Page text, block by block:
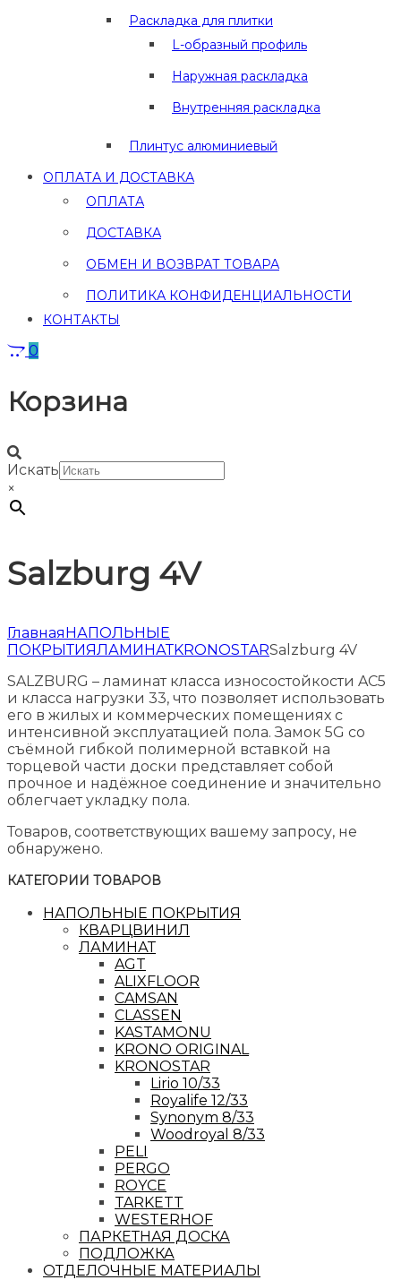
Раскладка для плитки
L-образный профиль
Наружная раскладка
Внутренняя раскладка
Плинтус алюминиевый
ОПЛАТА И ДОСТАВКА
ОПЛАТА
ДОСТАВКА
ОБМЕН И ВОЗВРАТ ТОВАРА
ПОЛИТИКА КОНФИДЕНЦИАЛЬНОСТИ
КОНТАКТЫ
0
Корзина
Искать
×
Salzburg 4V
ГлавнаяНАПОЛЬНЫЕ
ПОКРЫТИЯЛАМИНАТKRONOSTARSalzburg 4V
SALZBURG – ламинат класса износостойкости AC5
и класса нагрузки 33, что позволяет использовать
его в жилых и коммерческих помещениях с
интенсивной эксплуатацией пола. Замок 5G со
съёмной гибкой полимерной вставкой на
торцевой части доски представляет собой
прочное и надёжное соединение и значительно
облегчает укладку пола.
Товаров, соответствующих вашему запросу, не
обнаружено.
КАТЕГОРИИ ТОВАРОВ
НАПОЛЬНЫЕ ПОКРЫТИЯ
КВАРЦВИНИЛ
ЛАМИНАТ
AGT
ALIXFLOOR
CAMSAN
CLASSEN
KASTAMONU
KRONO ORIGINAL
KRONOSTAR
Lirio 10/33
Royalife 12/33
Synonym 8/33
Woodroyal 8/33
PELI
PERGO
ROYCE
TARKETT
WESTERHOF
ПАРКЕТНАЯ ДОСКА
ПОДЛОЖКА
ОТДЕЛОЧНЫЕ МАТЕРИАЛЫ